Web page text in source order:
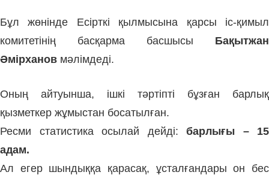
Бұл жөнінде Есірткі қылмысына қарсы іс-қимыл
комитетінің басқарма басшысы Бақытжан
Әмірханов мәлімдеді.
Оның айтуынша, ішкі тәртіпті бұзған барлық
қызметкер жұмыстан босатылған.
Ресми статистика осылай дейді: барлығы – 15
адам.
Ал егер шындыққа қарасақ, ұсталғандары он бес